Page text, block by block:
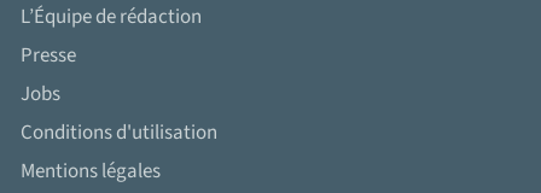
L’Équipe de rédaction
Presse
Jobs
Conditions d'utilisation
Mentions légales